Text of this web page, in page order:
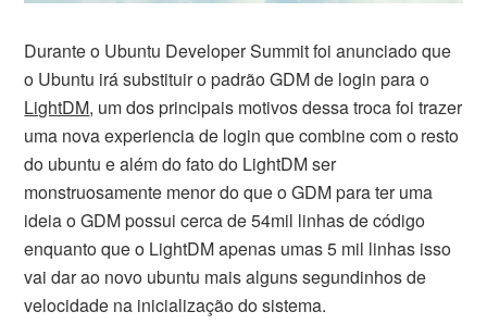
Durante o Ubuntu Developer Summit foi anunciado que
o Ubuntu irá substituir o padrão GDM de login para o
LightDM, um dos principais motivos dessa troca foi trazer
uma nova experiencia de login que combine com o resto
do ubuntu e além do fato do LightDM ser
monstruosamente menor do que o GDM para ter uma
ideia o GDM possui cerca de 54mil linhas de código
enquanto que o LightDM apenas umas 5 mil linhas isso
vai dar ao novo ubuntu mais alguns segundinhos de
velocidade na inicialização do sistema.